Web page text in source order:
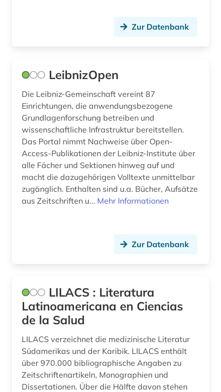
Zur Datenbank
LeibnizOpen
Die Leibniz-Gemeinschaft vereint 87
Einrichtungen, die anwendungsbezogene
Grundlagenforschung betreiben und
wissenschaftliche Infrastruktur bereitstellen.
Das Portal nimmt Nachweise über Open-
Access-Publikationen der Leibniz-Institute über
alle Fächer und Sektionen hinweg auf und
macht die dazugehörigen Volltexte unmittelbar
zugänglich. Enthalten sind u.a. Bücher, Aufsätze
aus Zeitschriften u... Mehr Informationen
Zur Datenbank
LILACS : Literatura
Latinoamericana en Ciencias
de la Salud
LILACS verzeichnet die medizinische Literatur
Südamerikas und der Karibik. LILACS enthält
über 970.000 bibliographische Angaben zu
Zeitschriftenartikeln, Monographien und
Dissertationen. Über die Hälfte davon stehen